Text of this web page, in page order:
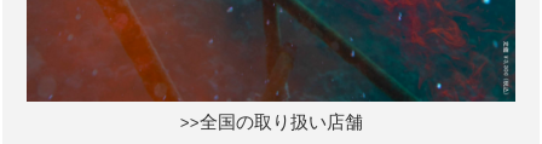
>>全国の取り扱い店舗